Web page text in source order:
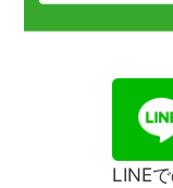
LINE